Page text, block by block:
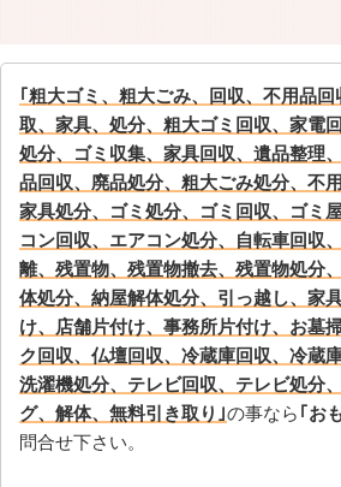
｢粗大ゴミ、粗大ごみ、回収、不用品
取、家具、処分、粗大ゴミ回収、家電
処分、ゴミ収集、家具回収、遺品整理
品回収、廃品処分、粗大ごみ処分、不
家具処分、ゴミ処分、ゴミ回収、ゴミ
コン回収、エアコン処分、自転車回収
離、残置物、残置物撤去、残置物処分
体処分、納屋解体処分、引っ越し、家
け、店舗片付け、事務所片付け、お墓
ク回収、仏壇回収、冷蔵庫回収、冷蔵
洗濯機処分、テレビ回収、テレビ処分
グ、解体、無料引き取り｣の事なら ｢お
問合せ下さい。